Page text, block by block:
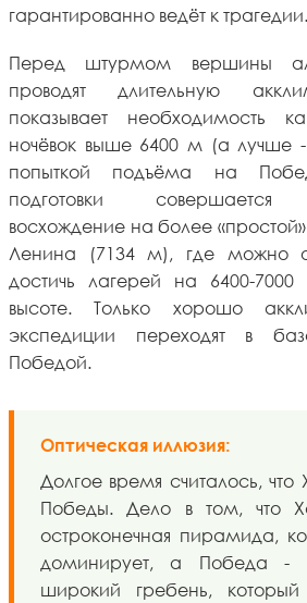
гарантированно ведёт к трагедии.
Перед штурмом вершины
проводят длительную
показывает необходимость
ночёвок выше 6400 м (а лучше
попыткой подъёма на
подготовки совершается
восхождение на более
Ленина (7134 м), где можно
достичь лагерей на 6400-
высоте. Только хорошо
экспедиции переходят в
Победой.
Оптическая иллюзия:
Долгое время считалось,
Победы. Дело в том, что
остроконечная пирамида,
доминирует, а Победа -
широкий гребень,